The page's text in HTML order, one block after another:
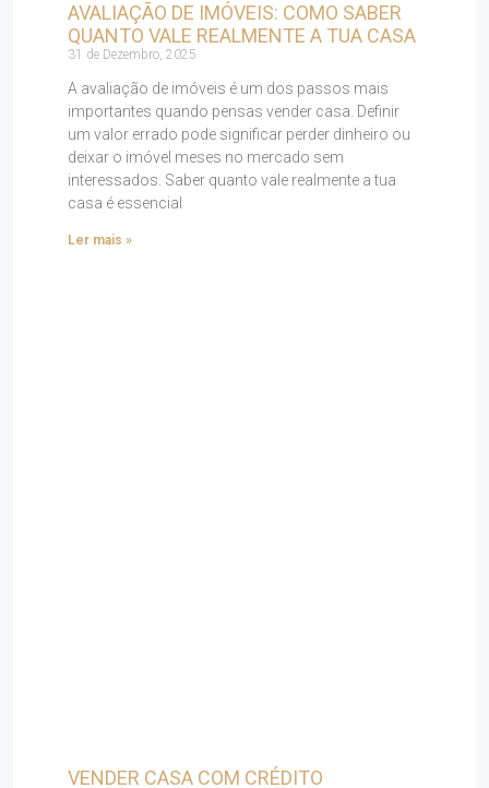
AVALIAÇÃO DE IMÓVEIS: COMO SABER
QUANTO VALE REALMENTE A TUA CASA
31 de Dezembro, 2025
A avaliação de imóveis é um dos passos mais
importantes quando pensas vender casa. Definir
um valor errado pode significar perder dinheiro ou
deixar o imóvel meses no mercado sem
interessados. Saber quanto vale realmente a tua
casa é essencial
Ler mais »
VENDER CASA COM CRÉDITO